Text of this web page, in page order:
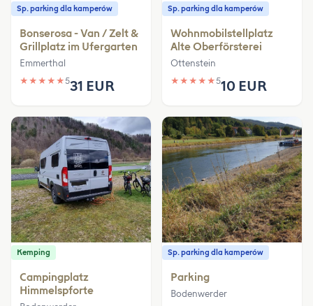
Sp. parking dla kamperów
Bonserosa - Van / Zelt &
Grillplatz im Ufergarten
Emmerthal
★ ★ ★ ★ ★531 EUR
Sp. parking dla kamperów
Wohnmobilstellplatz
Alte Oberförsterei
Ottenstein
★ ★ ★ ★ ★510 EUR
Kemping
Campingplatz
Himmelspforte
Sp. parking dla kamperów
Parking
Bodenwerder